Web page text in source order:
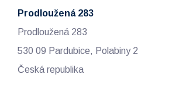
Prodloužená 283
Prodloužená 283
530 09 Pardubice, Polabiny 2
Česká republika